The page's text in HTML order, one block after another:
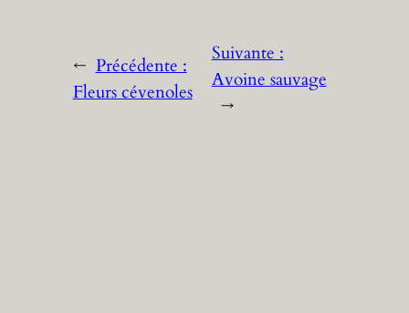
← Précédente :
Fleurs cévenoles
Suivante :
Avoine sauvage
→